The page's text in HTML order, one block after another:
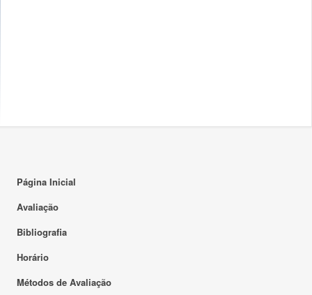
Página Inicial
Avaliação
Bibliografia
Horário
Métodos de Avaliação